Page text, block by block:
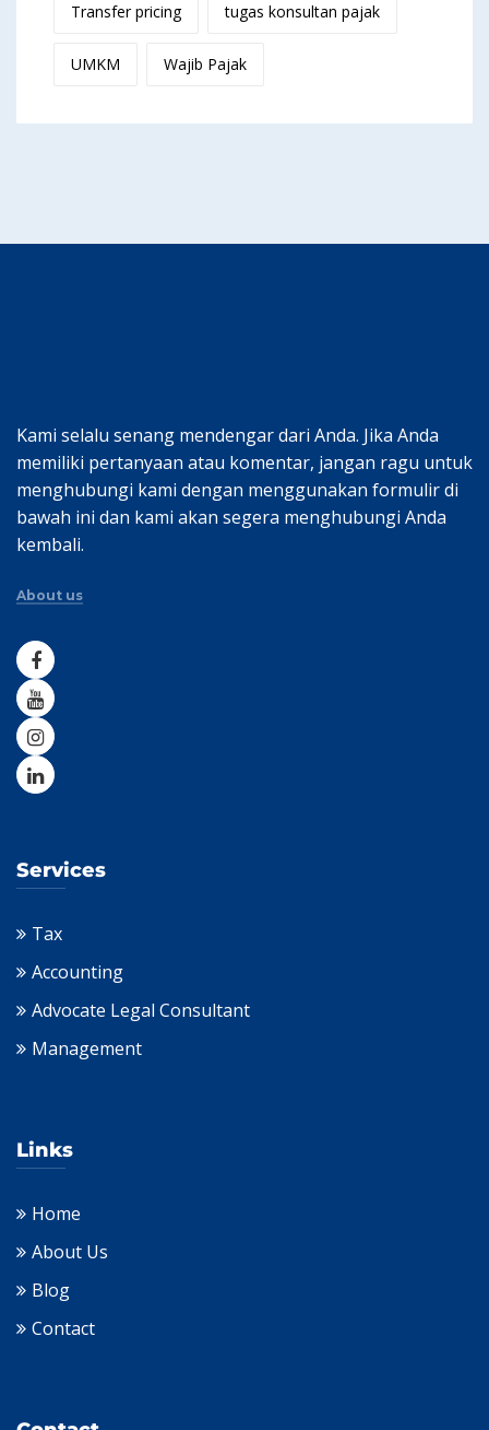
Transfer pricing tugas konsultan pajak
UMKM Wajib Pajak
Kami selalu senang mendengar dari Anda. Jika Anda
memiliki pertanyaan atau komentar, jangan ragu untuk
menghubungi kami dengan menggunakan formulir di
bawah ini dan kami akan segera menghubungi Anda
kembali.
About us
Services
Tax
Accounting
Advocate Legal Consultant
Management
Links
Home
About Us
Blog
Contact